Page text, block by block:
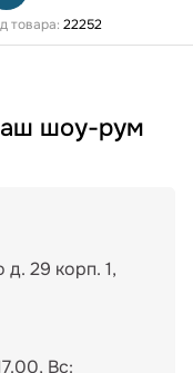
товара: 22252
шоу-рум
29 корп. 1,
Вс: